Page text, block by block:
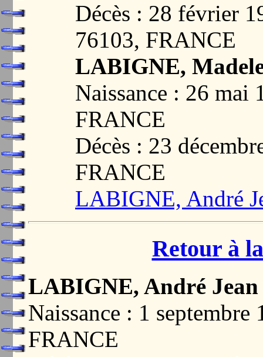
Décès : 28 février
76103, FRANCE
LABIGNE,
Naissance : 26 mai
FRANCE
Décès : 23
FRANCE
LABIGNE, André
Retour à
LABIGNE, André Jean
Naissance : 1
FRANCE